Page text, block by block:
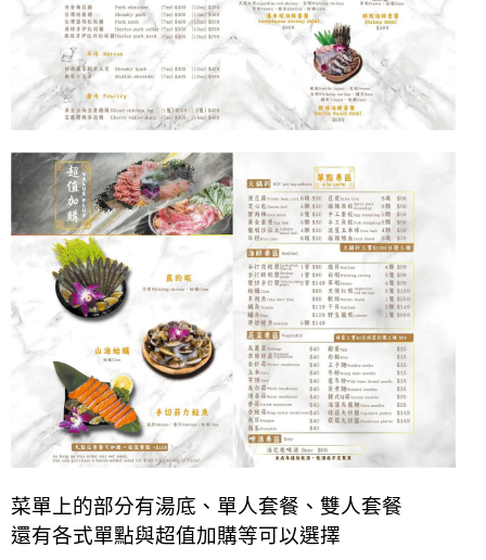
菜單上的部分有湯底、單人套餐、雙人套餐
還有各式單點與超值加購等可以選擇